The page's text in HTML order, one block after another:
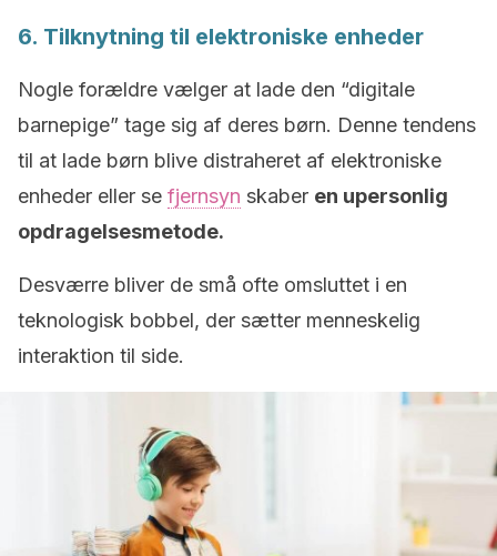
6. Tilknytning til elektroniske enheder
Nogle forældre vælger at lade den “digitale
barnepige” tage sig af deres børn. Denne tendens
til at lade børn blive distraheret af elektroniske
enheder eller se fjernsyn skaber en upersonlig
opdragelsesmetode.
Desværre bliver de små ofte omsluttet i en
teknologisk bobbel, der sætter menneskelig
interaktion til side.